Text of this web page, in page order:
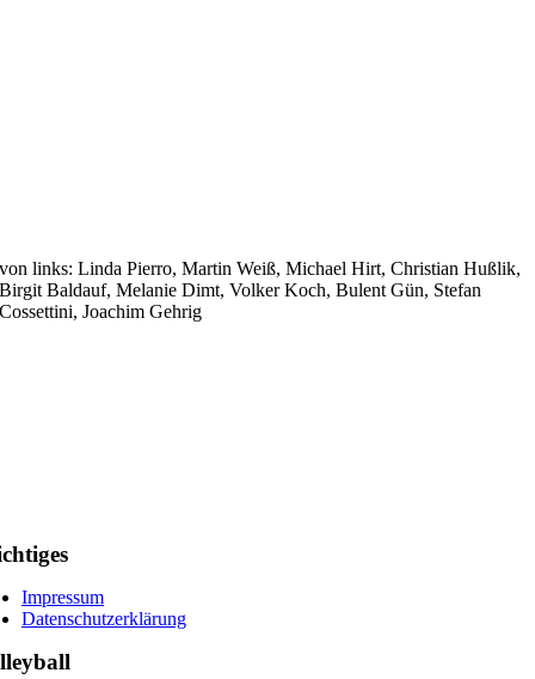
von links: Linda Pierro, Martin Weiß, Michael Hirt, Christian Hußlik,
Birgit Baldauf, Melanie Dimt, Volker Koch, Bulent Gün, Stefan
Cossettini, Joachim Gehrig
Impressum
Datenschutzerklärung